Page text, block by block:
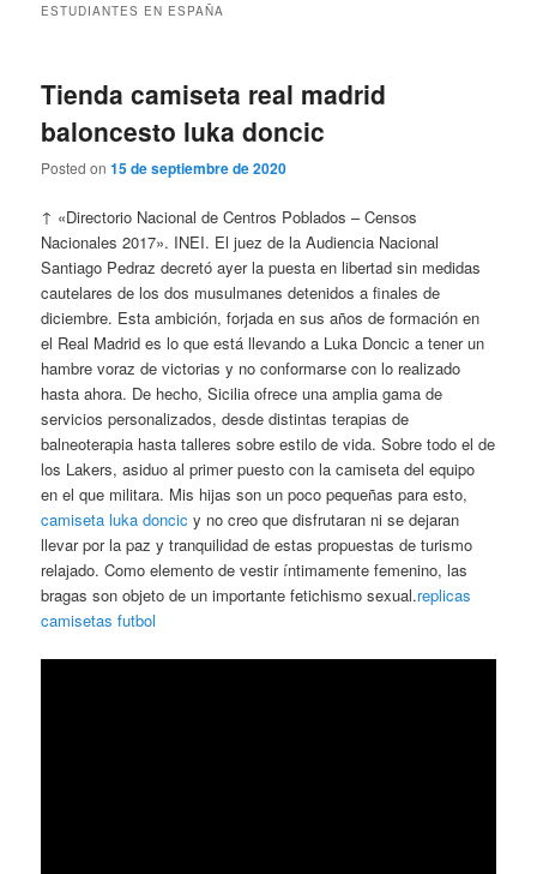
ESTUDIANTES EN ESPAÑA
Tienda camiseta real madrid
baloncesto luka doncic
Posted on15 de septiembre de 2020
↑ «Directorio Nacional de Centros Poblados – Censos
Nacionales 2017». INEI. El juez de la Audiencia Nacional
Santiago Pedraz decretó ayer la puesta en libertad sin medidas
cautelares de los dos musulmanes detenidos a finales de
diciembre. Esta ambición, forjada en sus años de formación en
el Real Madrid es lo que está llevando a Luka Doncic a tener un
hambre voraz de victorias y no conformarse con lo realizado
hasta ahora. De hecho, Sicilia ofrece una amplia gama de
servicios personalizados, desde distintas terapias de
balneoterapia hasta talleres sobre estilo de vida. Sobre todo el de
los Lakers, asiduo al primer puesto con la camiseta del equipo
en el que militara. Mis hijas son un poco pequeñas para esto,
camiseta luka doncic y no creo que disfrutaran ni se dejaran
llevar por la paz y tranquilidad de estas propuestas de turismo
relajado. Como elemento de vestir íntimamente femenino, las
bragas son objeto de un importante fetichismo sexual.replicas
camisetas futbol